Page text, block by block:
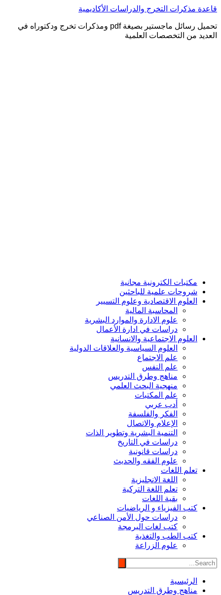
التجاوز
المحتوى
قاعدة مذكرات التخرج والدراسات الأكاديمية
تحميل رسائل ماجستير بصيغة pdf ومذكرات تخرج ودكتوراه في
العديد من التخصصات العلمية
مكتبات الكترونية مجانية
شروحات علمية للباحثين
العلوم الاقتصادية وعلوم التسيير
المحاسبة المالية
علوم الادارة والموارد البشرية
دراسات في ادارة الأعمال
العلوم الاجتماعية والانسانية
العلوم السياسية والعلاقات الدولية
علم الاجتماع
علم النفس
مناهج وطرق التدريس
منهجية البحث العلمي
علم المكتبات
أدب عربي
الفكر والفلسفة
الإعلام والاتصال
التنمية البشرية وتطوير الذات
دراسات في التاريخ
دراسات قانونية
علوم الفقه والحديث
تعلم اللغات
اللغة الانجليزية
تعلم اللغة التركية
بقية اللغات
كتب الفيزياء و الرياضيات
دراسات حول الأمن الصناعي
كتب لغات البرمجة
كتب الطب والتغذية
علوم الزراعة
الرئيسية
مناهج وطرق التدريس